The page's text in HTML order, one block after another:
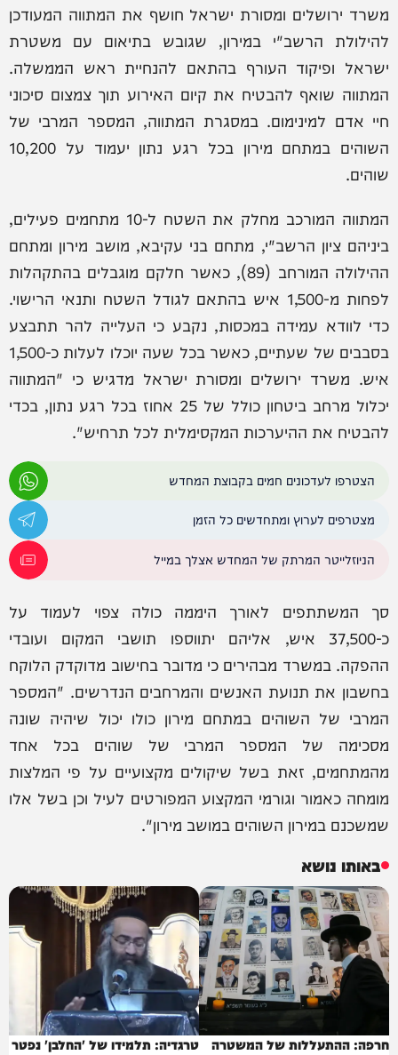
משרד ירושלים ומסורת ישראל חושף את המתווה המעודכן
להילולת הרשב"י במירון, שגובש בתיאום עם משטרת
ישראל ופיקוד העורף בהתאם להנחיית ראש הממשלה.
המתווה שואף להבטיח את קיום האירוע תוך צמצום סיכוני
חיי אדם למינימום. במסגרת המתווה, המספר המרבי של
השוהים במתחם מירון בכל רגע נתון יעמוד על 10,200
שוהים.
המתווה המורכב מחלק את השטח ל-10 מתחמים פעילים,
ביניהם ציון הרשב"י, מתחם בני עקיבא, מושב מירון ומתחם
ההילולה המורחב (89), כאשר חלקם מוגבלים בהתקהלות
לפחות מ-1,500 איש בהתאם לגודל השטח ותנאי הרישוי.
כדי לוודא עמידה במכסות, נקבע כי העלייה להר תתבצע
בסבבים של שעתיים, כאשר בכל שעה יוכלו לעלות כ-1,500
איש. משרד ירושלים ומסורת ישראל מדגיש כי "המתווה
יכלול מרחב ביטחון כולל של 25 אחוז בכל רגע נתון, בכדי
להבטיח את ההיערכות המקסימלית לכל תרחיש".
הצטרפו לעדכונים חמים בקבוצת המחדש
מצטרפים לערוץ ומתחדשים כל הזמן
הניוזלייטר המרתק של המחדש אצלך במייל
סך המשתתפים לאורך היממה כולה צפוי לעמוד על
כ-37,500 איש, אליהם יתווספו תושבי המקום ועובדי
ההפקה. במשרד מבהירים כי מדובר בחישוב מדוקדק הלוקח
בחשבון את תנועת האנשים והמרחבים הנדרשים. "המספר
המרבי של השוהים במתחם מירון כולו יכול שיהיה שונה
מסכימה של המספר המרבי של שוהים בכל אחד
מהמתחמים, זאת בשל שיקולים מקצועיים על פי המלצות
מומחה כאמור וגורמי המקצוע המפורטים לעיל וכן בשל אלו
שמשכנם במירון השוהים במושב מירון".
באותו נושא
חרפה: ההתעללות של המשטרה
טרגדיה: תלמידו של 'החלבן' נפטר